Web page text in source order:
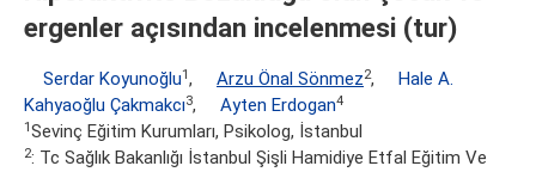
ergenler açısından incelenmesi (tur)
Serdar Koyunoğlu1, Arzu Önal Sönmez2,
Hale A.
Kahyaoğlu Çakmakcı3, Ayten Erdogan4
1Sevinç Eğitim Kurumları, Psikolog, İstanbul
2: Tc Sağlık Bakanlığı İstanbul Şişli Hamidiye Etfal Eğitim Ve